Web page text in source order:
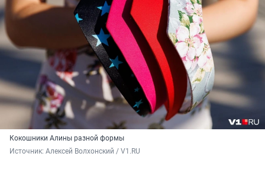
Кокошники Алины разной формы
Источник: Алексей Волхонский / V1.RU